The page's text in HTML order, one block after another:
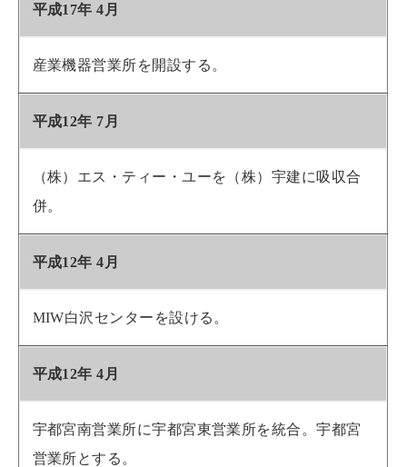
平成17年 4月
産業機器営業所を開設する。
平成12年 7月
（株）エス・ティー・ユーを（株）宇建に吸収合
併。
平成12年 4月
MIW白沢センターを設ける。
平成12年 4月
宇都宮南営業所に宇都宮東営業所を統合。宇都宮
営業所とする。